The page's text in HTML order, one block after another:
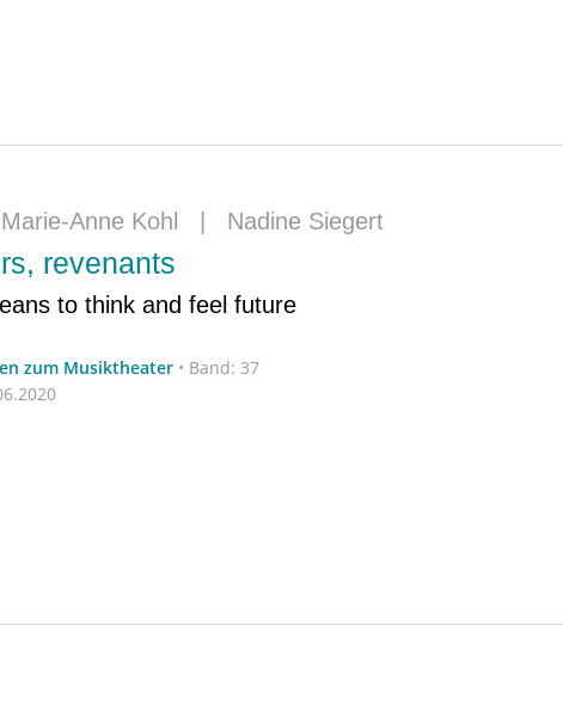
Marie-Anne Kohl Nadine Siegert
revenants
to think and feel future
zum Musiktheater • Band: 37